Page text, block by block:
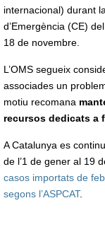
internacional) durant
d’Emergència (CE)
18 de novembre.
L’OMS segueix
associades un
motiu recomana
recursos dedicats a
A Catalunya es
de l’1 de gener al 19
casos importats de
segons l’ASPCAT.